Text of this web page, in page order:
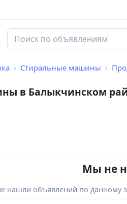
Стиральные машины
в Балыкчинском
Мы не
объявлений по данному